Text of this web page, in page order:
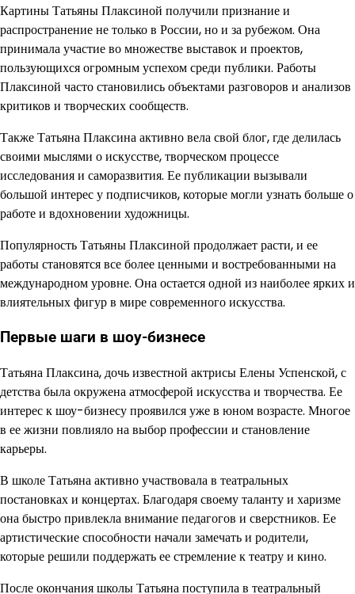
Картины Татьяны Плаксиной получили признание и
распространение не только в России, но и за рубежом. Она
принимала участие во множестве выставок и проектов,
пользующихся огромным успехом среди публики. Работы
Плаксиной часто становились объектами разговоров и анализов
критиков и творческих сообществ.
Также Татьяна Плаксина активно вела свой блог, где делилась
своими мыслями о искусстве, творческом процессе
исследования и саморазвития. Ее публикации вызывали
большой интерес у подписчиков, которые могли узнать больше о
работе и вдохновении художницы.
Популярность Татьяны Плаксиной продолжает расти, и ее
работы становятся все более ценными и востребованными на
международном уровне. Она остается одной из наиболее ярких и
влиятельных фигур в мире современного искусства.
Первые шаги в шоу-бизнесе
Татьяна Плаксина, дочь известной актрисы Елены Успенской, с
детства была окружена атмосферой искусства и творчества. Ее
интерес к шоу-бизнесу проявился уже в юном возрасте. Многое
в ее жизни повлияло на выбор профессии и становление
карьеры.
В школе Татьяна активно участвовала в театральных
постановках и концертах. Благодаря своему таланту и харизме
она быстро привлекла внимание педагогов и сверстников. Ее
артистические способности начали замечать и родители,
которые решили поддержать ее стремление к театру и кино.
После окончания школы Татьяна поступила в театральный